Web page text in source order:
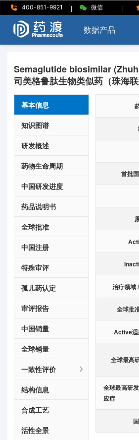
400-851-9921 | 微信 |
数据产品
Semaglutide biosimilar
司美格鲁肽生物类似药（珠海联
基本信息
知识图谱
研发概述
药物生命周期
中国研发进度
药品说明书
全球批准
中国注册
特殊审评
孤儿药认定
审评报告
中国销量
全球销量
一致性评价
结构信息
合成工艺
活性全景
首批
治疗领域
全球批
Active适
全球最高
全球最高研
应症